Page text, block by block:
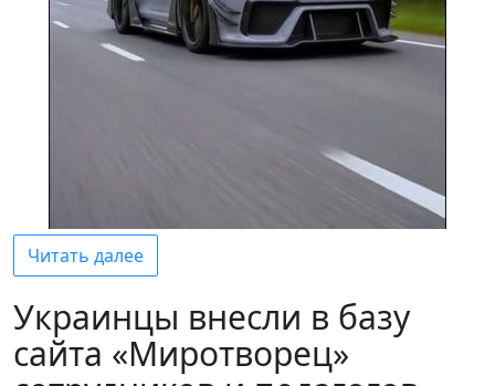
Читать далее
Украинцы внесли в базу
сайта «Миротворец»